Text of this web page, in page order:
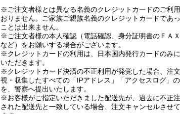
※ご注文者様とは異なる名義のクレジットカードのご利
おりません。ご家族ご親族名義のクレジットカードであ
ことは出来ません。
※ご注文者様の本人確認（電話確認、身分証明書のＦＡ
など）をお願いする場合がございます。
※クレジットカードの利用は、日本国内発行カードのみ
いただきます。
※クレジットカード決済の不正利用が発覚した場合、注
視・収集したすべての「IPアドレス」「アクセスログ」
を、警察へ提出いたします。
※お客様がご指定いただきました配送先が、過去に不正
された配送先と一致している場合、注文キャンセルさせ